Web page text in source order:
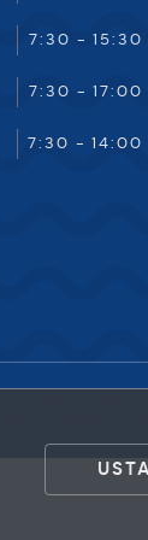
7:30 - 15:30
7:30 - 17:00
7:30 - 14:00
dostawców
ofert,